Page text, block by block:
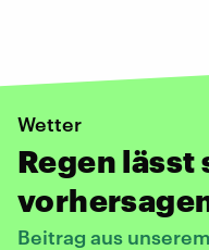
Wetter
Regen lässt
Beitrag aus